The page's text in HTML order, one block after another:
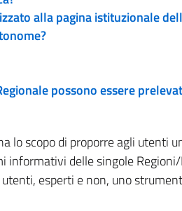
alla pagina istituzionale
possono essere
lo scopo di proporre agli
delle singole
esperti e non, uno